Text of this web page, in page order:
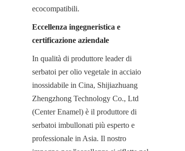
ecocompatibili.
Eccellenza ingegneristica e
certificazione aziendale
In qualità di produttore leader di
serbatoi per olio vegetale in acciaio
inossidabile in Cina, Shijiazhuang
Zhengzhong Technology Co., Ltd
(Center Enamel) è il produttore di
serbatoi imbullonati più esperto e
professionale in Asia. Il nostro